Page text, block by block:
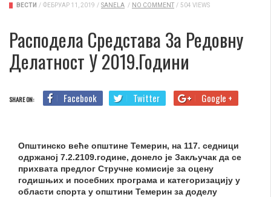
ВЕСТИ / ФЕБРУАР 11, 2019 / SANELA / NO COMMENT / 504 VIEWS
Расподела Средстава За Редовну
Делатност У 2019.години
SHARE ON: Facebook Twitter Google +
Општинско веће општине Темерин, на 117. седници
одржаној 7.2.2109.године, донело је Закључак да се
прихвата предлог Стручне комисије за оцену
годишњих и посебних програма и категоризацију у
области спорта у општини Темерин за доделу